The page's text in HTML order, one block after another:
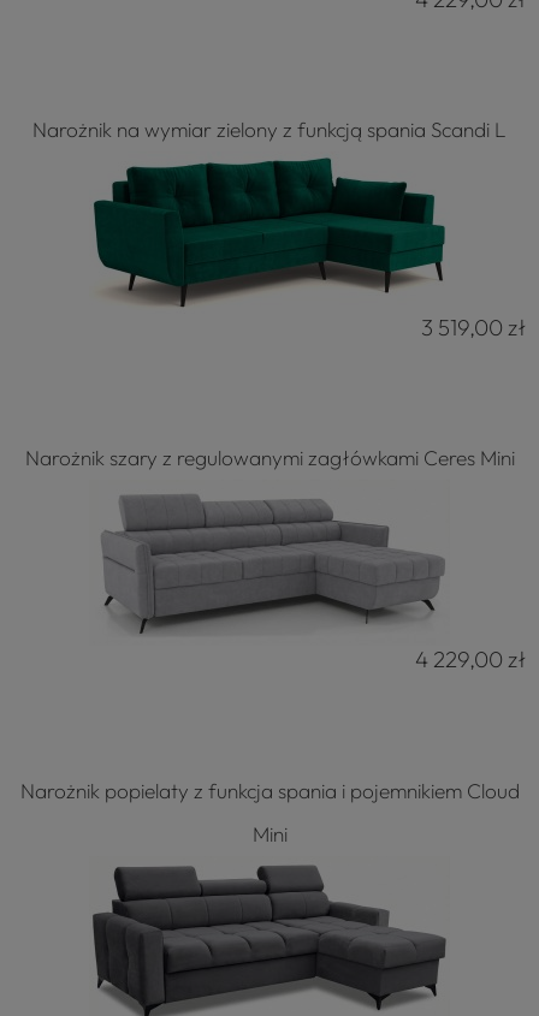
Narożnik na wymiar zielony z funkcją spania Scandi L
3 519,00 zł
Narożnik szary z regulowanymi zagłówkami Ceres Mini
4 229,00 zł
Narożnik popielaty z funkcja spania i pojemnikiem Cloud
Mini